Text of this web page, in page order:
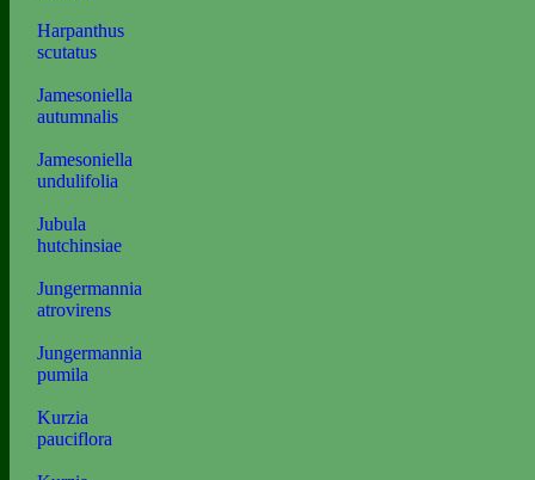
Harpanthus
scutatus
Jamesoniella
autumnalis
Jamesoniella
undulifolia
Jubula
hutchinsiae
Jungermannia
atrovirens
Jungermannia
pumila
Kurzia
pauciflora